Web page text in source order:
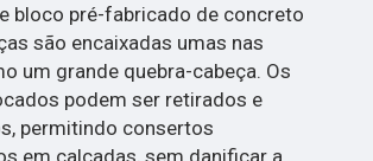
bloco pré-fabricado de concreto
são encaixadas umas nas
um grande quebra-cabeça. Os
podem ser retirados e
permitindo consertos
em calçadas, sem danificar a